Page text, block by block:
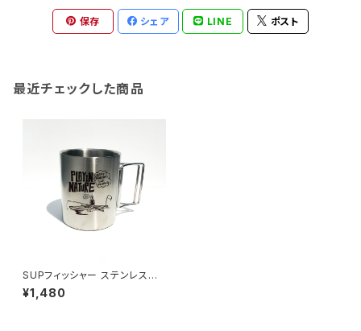
保存 シェア LINE ポスト
最近チェックした商品
SUPフィッシャー ステンレスカッ
プ
¥1,480